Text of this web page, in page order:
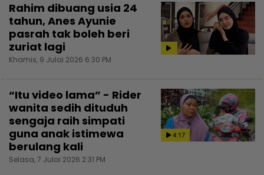
Rahim dibuang usia 24
tahun, Anes Ayunie
pasrah tak boleh beri
zuriat lagi
Khamis, 9 Julai 2026 6:30 PM
4:17
“Itu video lama” - Rider
wanita sedih dituduh
sengaja raih simpati
guna anak istimewa
berulang kali
Selasa, 7 Julai 2026 2:31 PM